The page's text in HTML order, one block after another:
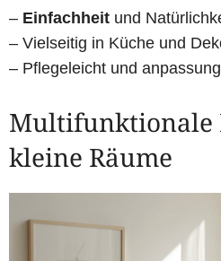
– Einfachheit und
– Vielseitig in Küche und
– Pflegeleicht und
Multifunktionale
kleine Räume